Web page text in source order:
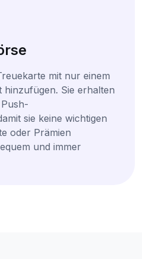
mit nur einem
hinzufügen. Sie erhalten
sie keine wichtigen
oder Prämien
und immer